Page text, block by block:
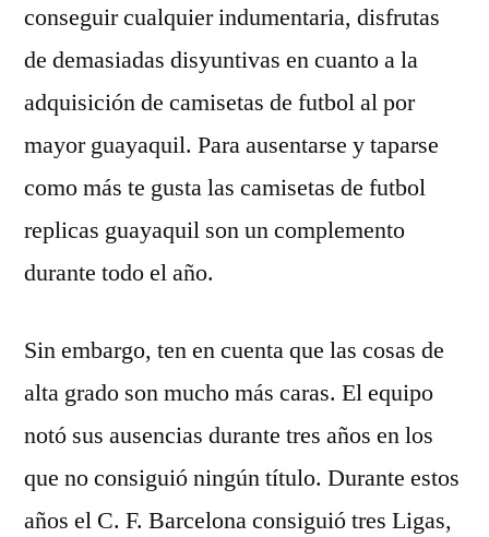
conseguir cualquier indumentaria, disfrutas
de demasiadas disyuntivas en cuanto a la
adquisición de camisetas de futbol al por
mayor guayaquil. Para ausentarse y taparse
como más te gusta las camisetas de futbol
replicas guayaquil son un complemento
durante todo el año.
Sin embargo, ten en cuenta que las cosas de
alta grado son mucho más caras. El equipo
notó sus ausencias durante tres años en los
que no consiguió ningún título. Durante estos
años el C. F. Barcelona consiguió tres Ligas,